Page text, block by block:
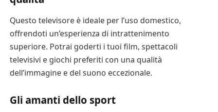
Questo televisore è ideale per l’uso domestico,
offrendoti un’esperienza di intrattenimento
superiore. Potrai goderti i tuoi film, spettacoli
televisivi e giochi preferiti con una qualità
dell’immagine e del suono eccezionale.
Gli amanti dello sport